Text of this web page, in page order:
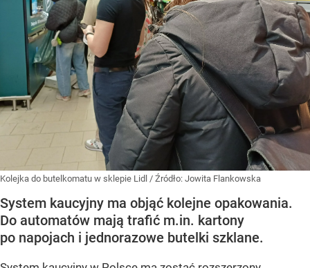
Kolejka do butelkomatu w sklepie Lidl / Źródło: Jowita Flankowska
System kaucyjny ma objąć kolejne opakowania.
Do automatów mają trafić m.in. kartony
po napojach i jednorazowe butelki szklane.